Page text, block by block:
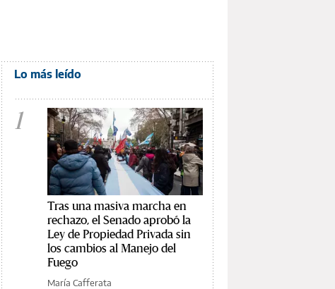
Lo más leído
1
Tras una masiva marcha en
rechazo, el Senado aprobó la
Ley de Propiedad Privada sin
los cambios al Manejo del
Fuego
María Cafferata